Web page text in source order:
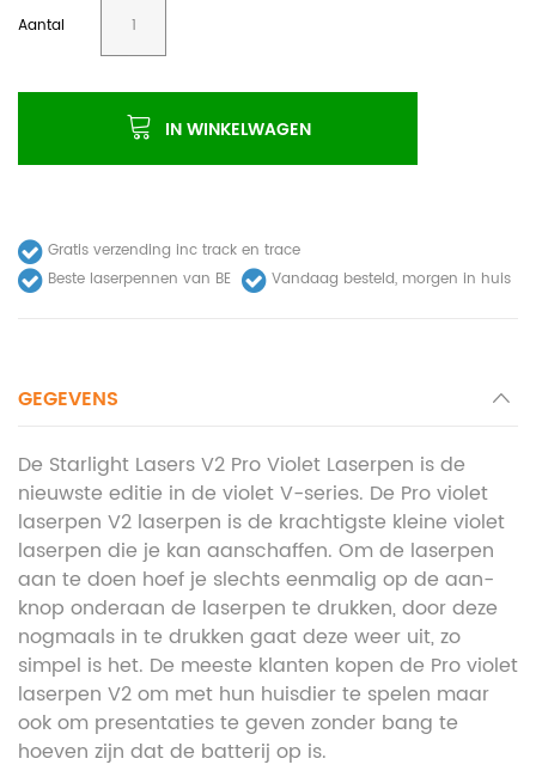
Aantal
IN WINKELWAGEN
Gratis verzending inc track en trace
Beste laserpennen van BE
Vandaag besteld, morgen in huis
GEGEVENS
De Starlight Lasers V2 Pro Violet Laserpen is de
nieuwste editie in de violet V-series. De Pro violet
laserpen V2 laserpen is de krachtigste kleine violet
laserpen die je kan aanschaffen. Om de laserpen
aan te doen hoef je slechts eenmalig op de aan-
knop onderaan de laserpen te drukken, door deze
nogmaals in te drukken gaat deze weer uit, zo
simpel is het. De meeste klanten kopen de Pro violet
laserpen V2 om met hun huisdier te spelen maar
ook om presentaties te geven zonder bang te
hoeven zijn dat de batterij op is.